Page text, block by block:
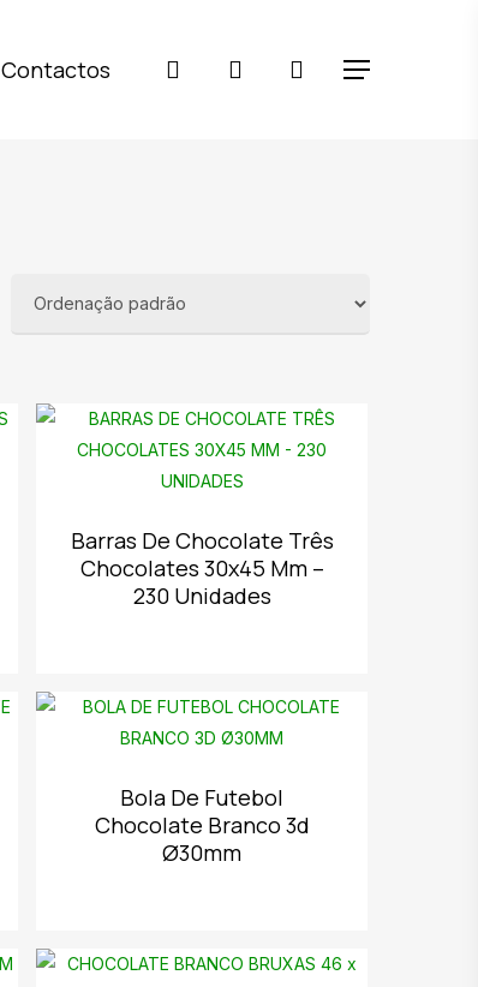
Contactos pesquisaraccount Menu
Barras De Chocolate Três
Chocolates 30x45 Mm –
230 Unidades
Bola De Futebol
Chocolate Branco 3d
Ø30mm